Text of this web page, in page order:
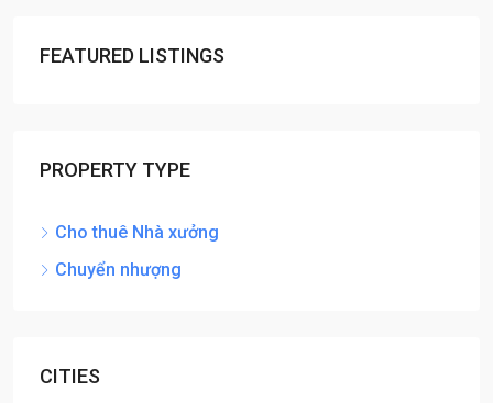
FEATURED LISTINGS
PROPERTY TYPE
Cho thuê Nhà xưởng
Chuyển nhượng
CITIES